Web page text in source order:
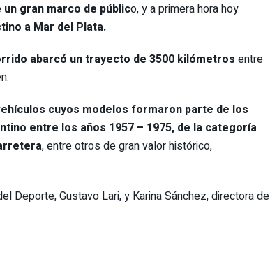
gran marco de público, y a primera hora hoy
a Mar del Plata.
abarcó un trayecto de 3500 kilómetros entre
cuyos modelos formaron parte de los
entre los años 1957 – 1975, de la categoría
, entre otros de gran valor histórico,
Deporte, Gustavo Lari, y Karina Sánchez, directora de